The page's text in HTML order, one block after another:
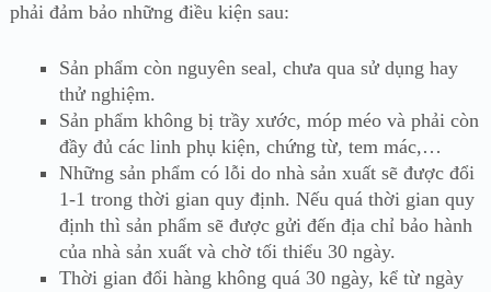
phải đảm bảo những điều kiện sau:
Sản phẩm còn nguyên seal, chưa qua sử dụng hay
thử nghiệm.
Sản phẩm không bị trầy xước, móp méo và phải còn
đầy đủ các linh phụ kiện, chứng từ, tem mác,…
Những sản phẩm có lỗi do nhà sản xuất sẽ được đổi
1-1 trong thời gian quy định. Nếu quá thời gian quy
định thì sản phẩm sẽ được gửi đến địa chỉ bảo hành
của nhà sản xuất và chờ tối thiểu 30 ngày.
Thời gian đổi hàng không quá 30 ngày, kể từ ngày